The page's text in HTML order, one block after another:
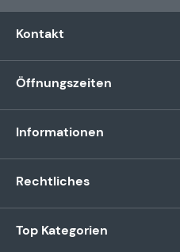
Kontakt
Öffnungszeiten
Informationen
Rechtliches
Top Kategorien